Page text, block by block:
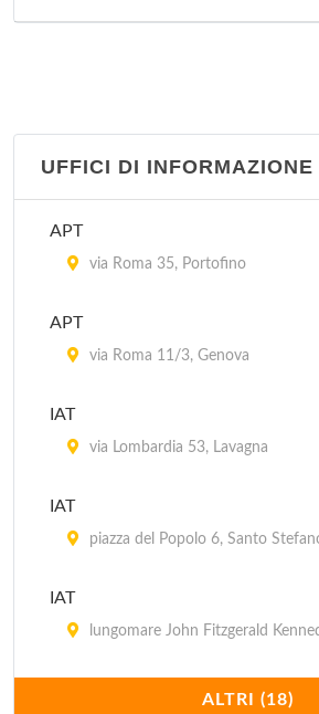
UFFICI DI
APT
via Roma 35, Portofino
APT
via Roma 11/3, Genova
IAT
via Lombardia 53, Lavagna
IAT
piazza del Popolo 6, Santo
IAT
lungomare John Fitzgerald
ALTRI (18)